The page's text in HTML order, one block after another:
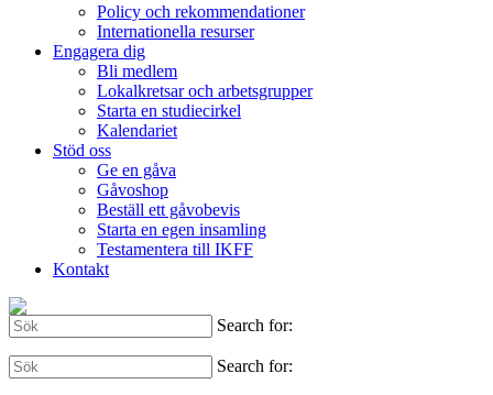
Policy och rekommendationer
Internationella resurser
Engagera dig
Bli medlem
Lokalkretsar och arbetsgrupper
Starta en studiecirkel
Kalendariet
Stöd oss
Ge en gåva
Gåvoshop
Beställ ett gåvobevis
Starta en egen insamling
Testamentera till IKFF
Kontakt
Search for:
Search for: